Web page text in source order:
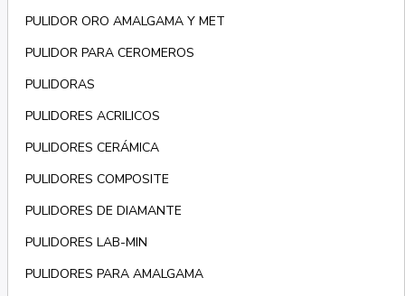
PULIDOR ORO AMALGAMA Y MET
PULIDOR PARA CEROMEROS
PULIDORAS
PULIDORES ACRILICOS
PULIDORES CERÁMICA
PULIDORES COMPOSITE
PULIDORES DE DIAMANTE
PULIDORES LAB-MIN
PULIDORES PARA AMALGAMA